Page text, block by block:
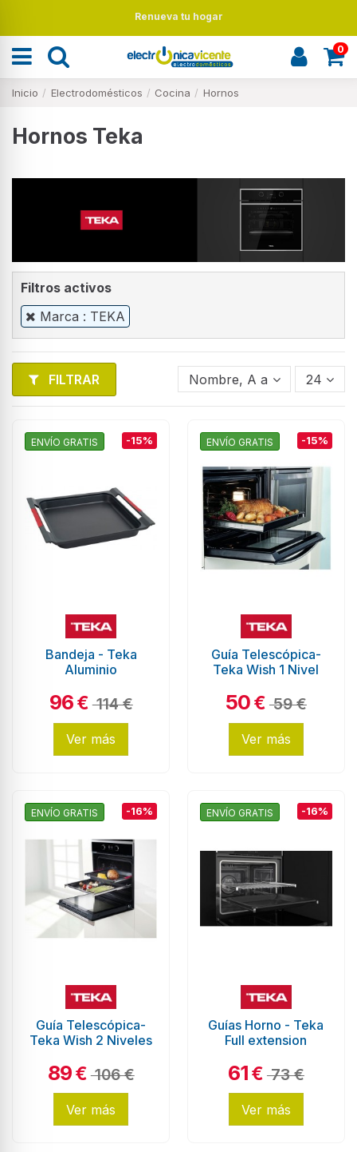
Renueva tu hogar
0
Inicio Electrodomésticos Cocina Hornos
Hornos Teka
Filtros activos
Marca : TEKA
FILTRAR Nombre, A a Z 24
ENVÍO GRATIS -15%
Bandeja - Teka
Aluminio
96€ 114 €
Ver más
ENVÍO GRATIS -15%
Guía Telescópica-
Teka Wish 1 Nivel
50€ 59 €
Ver más
ENVÍO GRATIS -16%
Guía Telescópica-
Teka Wish 2 Niveles
89€ 106 €
Ver más
ENVÍO GRATIS -16%
Guías Horno - Teka
Full extension
61€ 73 €
Ver más